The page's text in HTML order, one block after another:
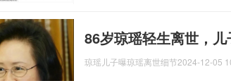
86岁琼瑶轻生离世，
琼瑶儿子曝琼瑶离世细节2024-12-05